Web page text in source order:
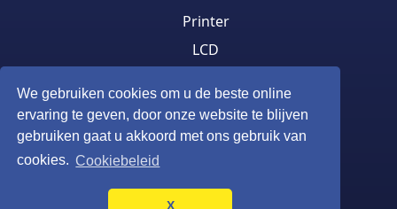
We gebruiken cookies om u de beste online
ervaring te geven, door onze website te blijven
gebruiken gaat u akkoord met ons gebruik van
cookies. Cookiebeleid
X
Printer
LCD
RVS Monitor
ATEX Zone 2